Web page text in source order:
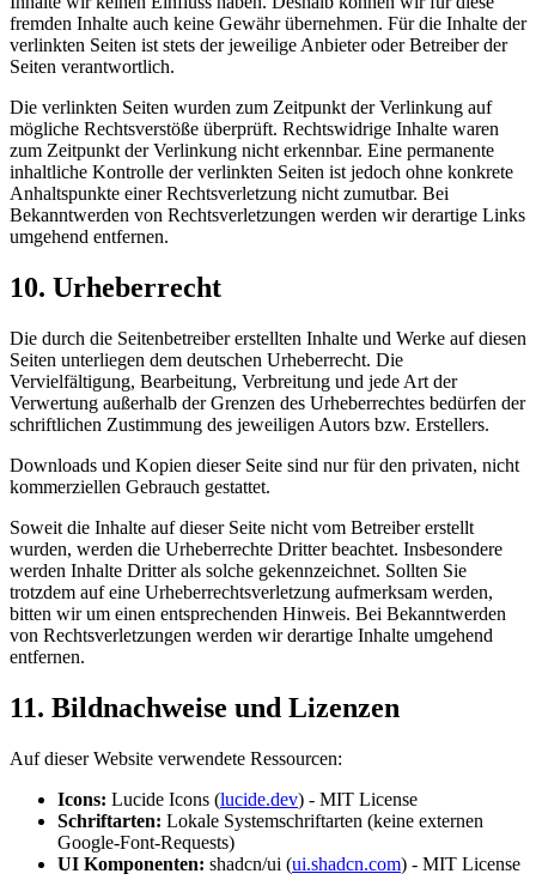
fremden Inhalte auch keine Gewähr übernehmen. Für die Inhalte der
verlinkten Seiten ist stets der jeweilige Anbieter oder Betreiber der
Seiten verantwortlich.
Die verlinkten Seiten wurden zum Zeitpunkt der Verlinkung auf
mögliche Rechtsverstöße überprüft. Rechtswidrige Inhalte waren
zum Zeitpunkt der Verlinkung nicht erkennbar. Eine permanente
inhaltliche Kontrolle der verlinkten Seiten ist jedoch ohne konkrete
Anhaltspunkte einer Rechtsverletzung nicht zumutbar. Bei
Bekanntwerden von Rechtsverletzungen werden wir derartige Links
umgehend entfernen.
10. Urheberrecht
Die durch die Seitenbetreiber erstellten Inhalte und Werke auf diesen
Seiten unterliegen dem deutschen Urheberrecht. Die
Vervielfältigung, Bearbeitung, Verbreitung und jede Art der
Verwertung außerhalb der Grenzen des Urheberrechtes bedürfen der
schriftlichen Zustimmung des jeweiligen Autors bzw. Erstellers.
Downloads und Kopien dieser Seite sind nur für den privaten, nicht
kommerziellen Gebrauch gestattet.
Soweit die Inhalte auf dieser Seite nicht vom Betreiber erstellt
wurden, werden die Urheberrechte Dritter beachtet. Insbesondere
werden Inhalte Dritter als solche gekennzeichnet. Sollten Sie
trotzdem auf eine Urheberrechtsverletzung aufmerksam werden,
bitten wir um einen entsprechenden Hinweis. Bei Bekanntwerden
von Rechtsverletzungen werden wir derartige Inhalte umgehend
entfernen.
11. Bildnachweise und Lizenzen
Auf dieser Website verwendete Ressourcen:
Icons: Lucide Icons (lucide.dev) - MIT License
Schriftarten: Lokale Systemschriftarten (keine externen
Google-Font-Requests)
UI Komponenten: shadcn/ui (ui.shadcn.com) - MIT License